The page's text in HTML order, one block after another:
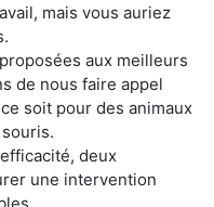
mais vous auriez
aux meilleurs
de nous faire appel
soit pour des animaux
deux
une intervention